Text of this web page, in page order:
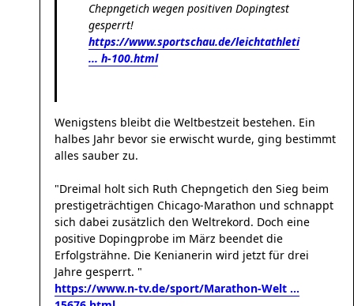
Chepngetich wegen positiven Dopingtest
gesperrt!
https://www.sportschau.de/leichtathleti
... h-100.html
Wenigstens bleibt die Weltbestzeit bestehen. Ein
halbes Jahr bevor sie erwischt wurde, ging bestimmt
alles sauber zu.
"Dreimal holt sich Ruth Chepngetich den Sieg beim
prestigeträchtigen Chicago-Marathon und schnappt
sich dabei zusätzlich den Weltrekord. Doch eine
positive Dopingprobe im März beendet die
Erfolgsträhne. Die Kenianerin wird jetzt für drei
Jahre gesperrt. "
https://www.n-tv.de/sport/Marathon-Welt ...